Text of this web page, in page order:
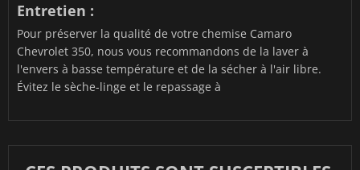
Entretien :
Pour préserver la qualité de votre chemise Camaro
Chevrolet 350, nous vous recommandons de la laver à
l'envers à basse température et de la sécher à l'air libre.
Évitez le sèche-linge et le repassage à